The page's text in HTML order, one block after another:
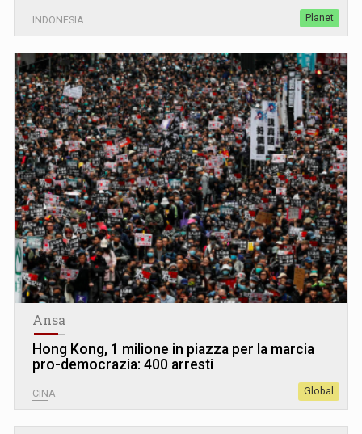
INDONESIA Planet
Ansa
Hong Kong, 1 milione in piazza per la marcia
pro-democrazia: 400 arresti
CINA Global